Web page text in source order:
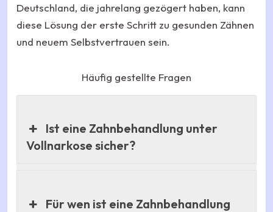
Deutschland, die jahrelang gezögert haben, kann
diese Lösung der erste Schritt zu gesunden Zähnen
und neuem Selbstvertrauen sein.
Häufig gestellte Fragen
Ist eine Zahnbehandlung unter
Vollnarkose sicher?
Für wen ist eine Zahnbehandlung